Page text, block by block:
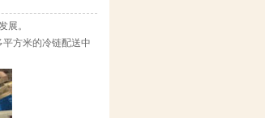
展。
方米的冷链配送中